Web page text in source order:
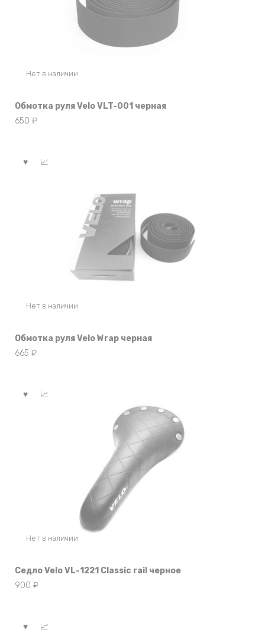
Нет в наличии
Обмотка руля Velo VLT-001 черная
650 ₽
Нет в наличии
Обмотка руля Velo Wrap черная
665 ₽
Нет в наличии
Седло Velo VL-1221 Classic rail черное
900 ₽